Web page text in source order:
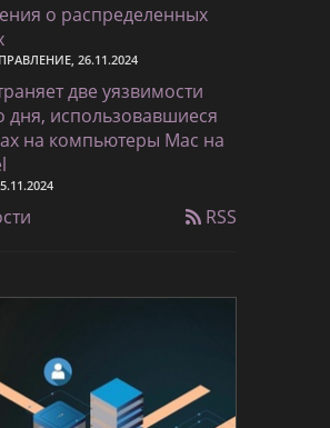
о распределенных
26.11.2024
две уязвимости
дня, использовавшиеся
на компьютеры Mac на
RSS